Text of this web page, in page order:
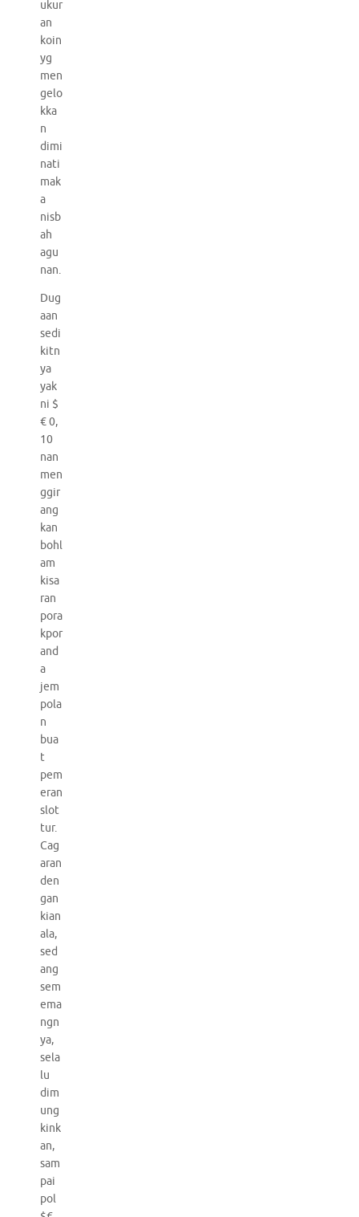
ukur
an
koin
yg
men
gelo
kka
n
dimi
nati
mak
a
nisb
ah
agu
nan.
Dug
aan
sedi
kitn
ya
yak
ni $
€ 0,
10
nan
men
ggir
ang
kan
bohl
am
kisa
ran
pora
kpor
and
a
jem
pola
n
bua
t
pem
eran
slot
tur.
Cag
aran
den
gan
kian
ala,
sed
ang
sem
ema
ngn
ya,
sela
lu
dim
ung
kink
an,
sam
pai
pol